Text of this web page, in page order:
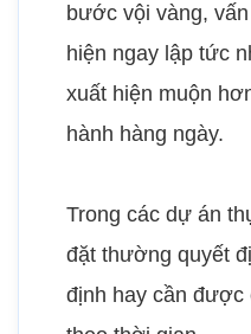
bước vội vàng,
hiện ngay lập tức
xuất hiện muộn
hành hàng ngày.
Trong các dự án
đặt thường quyết
định hay cần